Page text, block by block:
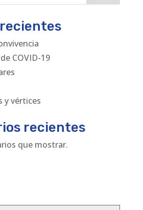
COVID-19
y vértices
recientes
que mostrar.